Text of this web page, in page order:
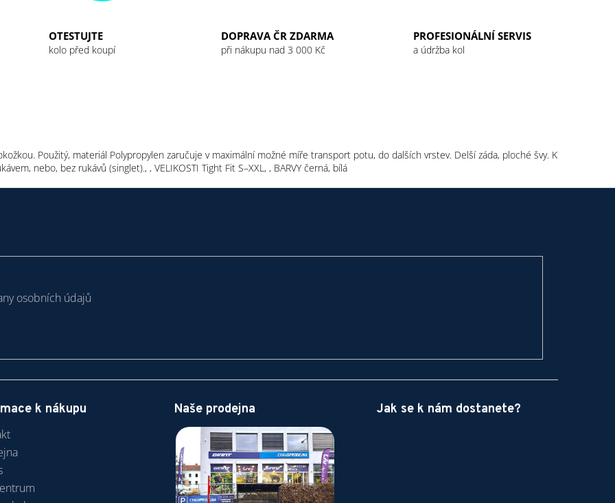
OTESTUJTE
kolo před koupí
DOPRAVA ČR ZDARMA
při nákupu nad 3 000 Kč
PROFESIONÁLNÍ SERVIS
a údržba kol
Použitý, materiál Polypropylen zaručuje v maximální možné míře transport potu, do dalších vrstev. Delší záda, ploché švy. K
nebo, bez rukávů (singlet)., , VELIKOSTI Tight Fit S–XXL, , BARVY černá, bílá
osobních údajů
k nákupu Naše prodejna Jak se k nám dostanete?